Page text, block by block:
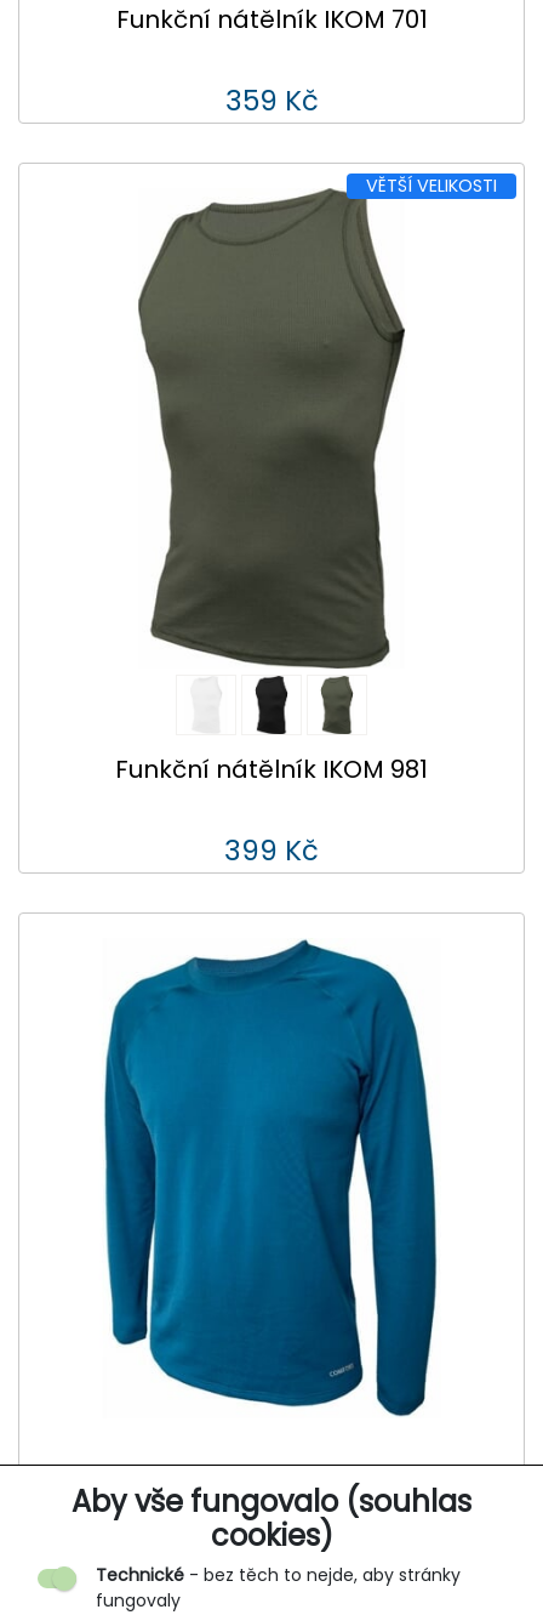
Aby vše fungovalo (souhlas
cookies)
Technické - bez těch to nejde, aby stránky
fungovaly
Funkční nátělník IKOM 701
359 Kč
VĚTŠÍ VELIKOSTI
Funkční nátělník IKOM 981
399 Kč
Funkční pánské tričko, dlouhý rukáv
INOR 901